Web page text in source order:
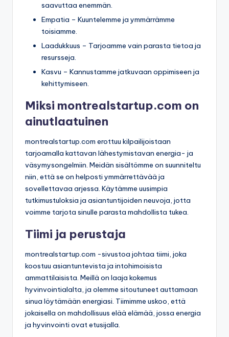
saavuttaa enemmän.
Empatia – Kuuntelemme ja ymmärrämme
toisiamme.
Laadukkuus – Tarjoamme vain parasta tietoa ja
resursseja.
Kasvu – Kannustamme jatkuvaan oppimiseen ja
kehittymiseen.
Miksi montrealstartup.com on
ainutlaatuinen
montrealstartup.com erottuu kilpailijoistaan
tarjoamalla kattavan lähestymistavan energia- ja
väsymysongelmiin. Meidän sisältömme on suunniteltu
niin, että se on helposti ymmärrettävää ja
sovellettavaa arjessa. Käytämme uusimpia
tutkimustuloksia ja asiantuntijoiden neuvoja, jotta
voimme tarjota sinulle parasta mahdollista tukea.
Tiimi ja perustaja
montrealstartup.com -sivustoa johtaa tiimi, joka
koostuu asiantuntevista ja intohimoisista
ammattilaisista. Meillä on laaja kokemus
hyvinvointialalta, ja olemme sitoutuneet auttamaan
sinua löytämään energiasi. Tiimimme uskoo, että
jokaisella on mahdollisuus elää elämää, jossa energia
ja hyvinvointi ovat etusijalla.